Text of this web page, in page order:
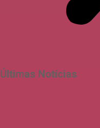
Últimas Notícias